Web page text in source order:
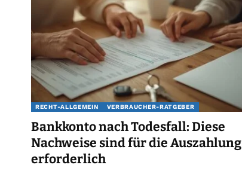
RECHT-ALLGEMEIN VERBRAUCHER-RATGEBER
Bankkonto nach Todesfall: Diese
Nachweise sind für die Auszahlung
erforderlich